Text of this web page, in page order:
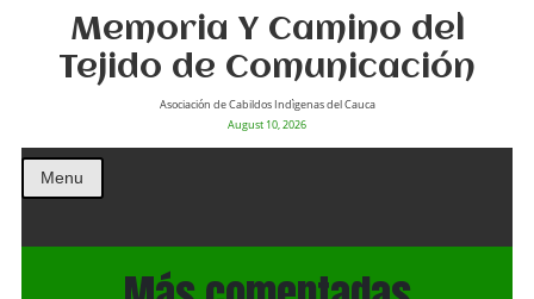
Memoria Y Camino del
Tejido de Comunicación
Asociación de Cabildos Indìgenas del Cauca
August 10, 2026
Menu